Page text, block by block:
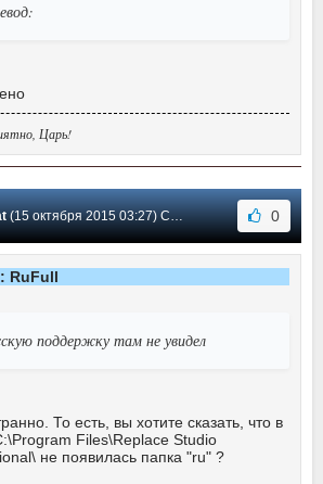
Царь!
(15 октября 2015 03:27) Сообщение #10 0
RuFull
поддержку там не увидел
То есть, вы хотите сказать, что в
Files\Replace Studio
не появилась папка "ru" ?